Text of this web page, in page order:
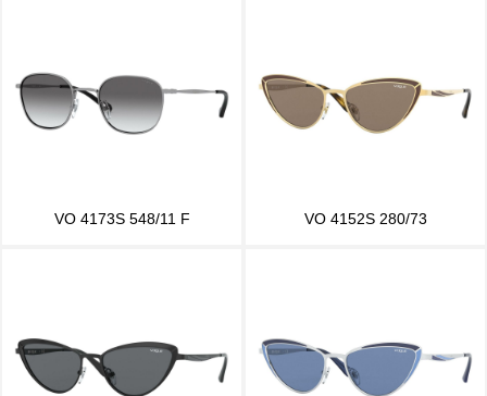
VO 4173S 548/11 F VO 4152S 280/73